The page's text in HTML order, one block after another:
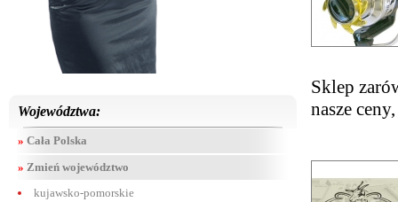
Województwa:
» Cała Polska
» Zmień województwo
kujawsko-pomorskie
Sklep
nasze